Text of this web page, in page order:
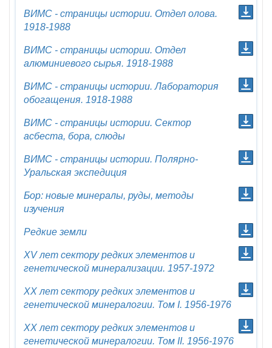
ВИМС - страницы истории. Отдел олова.
1918-1988
ВИМС - страницы истории. Отдел
алюминиевого сырья. 1918-1988
ВИМС - страницы истории. Лаборатория
обогащения. 1918-1988
ВИМС - страницы истории. Сектор
асбеста, бора, слюды
ВИМС - страницы истории. Полярно-
Уральская экспедиция
Бор: новые минералы, руды, методы
изучения
Редкие земли
XV лет сектору редких элементов и
генетической минерализации. 1957-1972
XX лет сектору редких элементов и
генетической минералогии. Том I. 1956-1976
XX лет сектору редких элементов и
генетической минералогии. Том II. 1956-1976